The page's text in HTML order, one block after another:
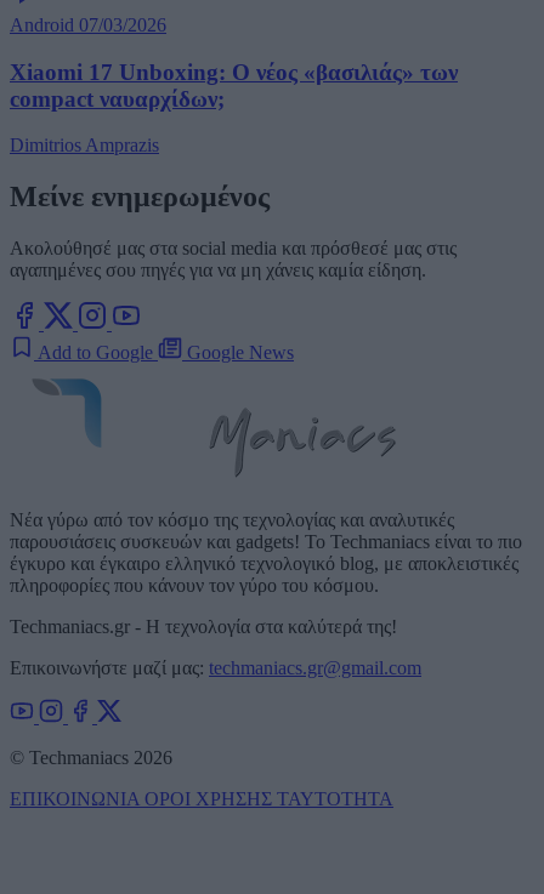
Android 07/03/2026
Xiaomi 17 Unboxing: Ο νέος «βασιλιάς» των
compact ναυαρχίδων;
Dimitrios Amprazis
Μείνε ενημερωμένος
Ακολούθησέ μας στα social media και πρόσθεσέ μας στις
αγαπημένες σου πηγές για να μη χάνεις καμία είδηση.
Add to Google Google News
Νέα γύρω από τον κόσμο της τεχνολογίας και αναλυτικές
παρουσιάσεις συσκευών και gadgets! Το Techmaniacs είναι το πιο
έγκυρο και έγκαιρο ελληνικό τεχνολογικό blog, με αποκλειστικές
πληροφορίες που κάνουν τον γύρο του κόσμου.
Techmaniacs.gr - Η τεχνολογία στα καλύτερά της!
Επικοινωνήστε μαζί μας: techmaniacs.gr@gmail.com
© Techmaniacs 2026
ΕΠΙΚΟΙΝΩΝΙΑ ΟΡΟΙ ΧΡΗΣΗΣ ΤΑΥΤΟΤΗΤΑ